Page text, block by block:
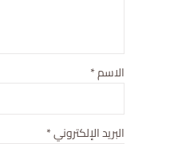
الاسم*
البريد الإلكتروني*